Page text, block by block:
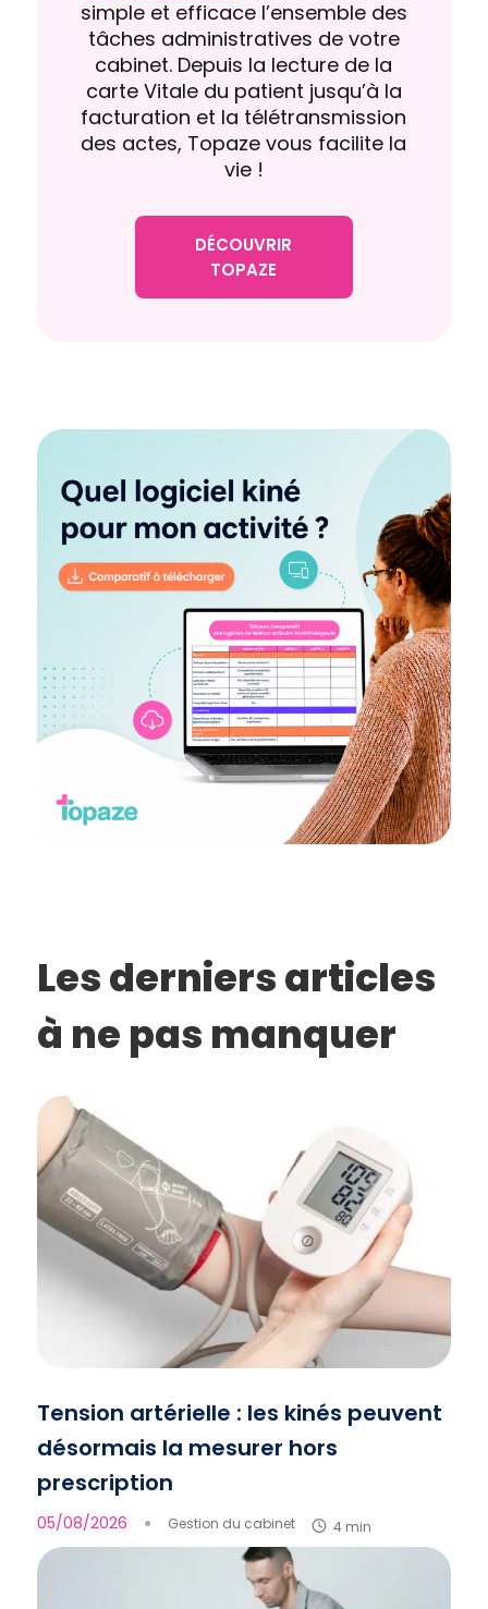
simple et efficace l’ensemble des
tâches administratives de votre
cabinet. Depuis la lecture de la
carte Vitale du patient jusqu’à la
facturation et la télétransmission
des actes, Topaze vous facilite la
vie !
DÉCOUVRIR
TOPAZE
Les derniers articles
à ne pas manquer
Tension artérielle : les kinés peuvent
désormais la mesurer hors
prescription
05/08/2026 ● Gestion du cabinet 4 min